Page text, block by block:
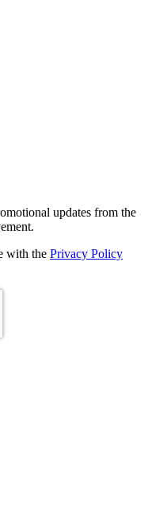
updates from the
with the Privacy Policy